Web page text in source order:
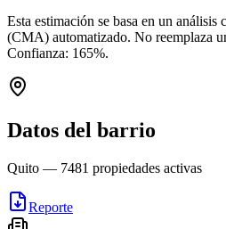
Esta estimación se basa en un análisis
(CMA) automatizado. No reemplaza
Confianza: 165%.
Datos del barrio
Quito — 7481 propiedades activas
Reporte